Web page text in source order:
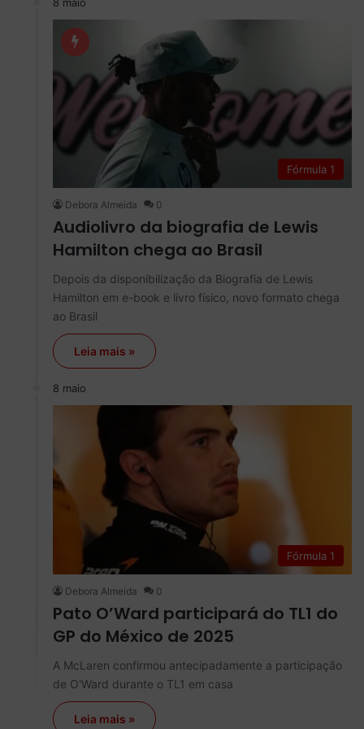
Fórmula 1
Debora Almeida 0
Audiolivro da biografia de Lewis
Hamilton chega ao Brasil
Depois da disponibilização da Biografia de Lewis
Hamilton em e-book e livro físico, novo formato chega
ao Brasil
Leia mais »
8 maio
Fórmula 1
Debora Almeida 0
Pato O’Ward participará do TL1 do
GP do México de 2025
A McLaren confirmou antecipadamente a participação
de O'Ward durante o TL1 em casa
Leia mais »